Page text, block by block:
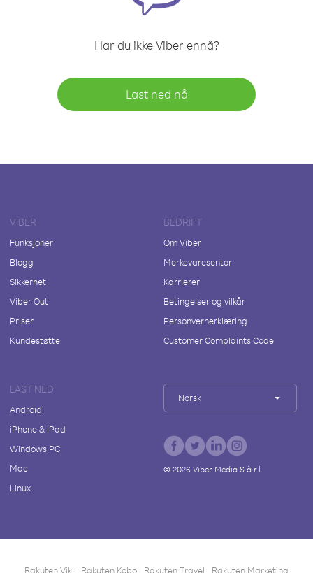
Har du ikke Viber ennå?
Last ned nå
VIBER
Funksjoner
Blogg
Sikkerhet
Viber Out
Priser
Kundestøtte
BEDRIFT
Om Viber
Merkevaresenter
Karrierer
Betingelser og vilkår
Personvernerklæring
Customer Complaints Code
LAST NED
Android
iPhone & iPad
Windows PC
Mac
Linux
Norsk
© 2026Viber Media S.à r.l.
Rakuten Viki Rakuten Kobo Rakuten Travel Rakuten Marketing